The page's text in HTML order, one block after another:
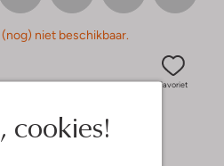
cookies!
niet beschikbaar.
Favoriet
37 boutiques